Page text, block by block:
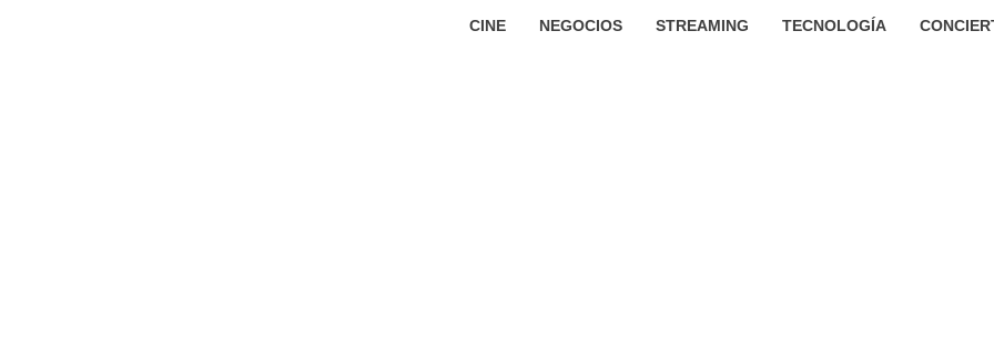
CINE NEGOCIOS STREAMING TECNOLOGÍA